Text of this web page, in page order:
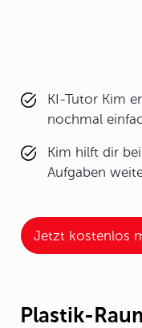
KI-Tutor Kim
nochmal
Kim hilft dir
Aufgaben
Jetzt kostenlos
Plastik-